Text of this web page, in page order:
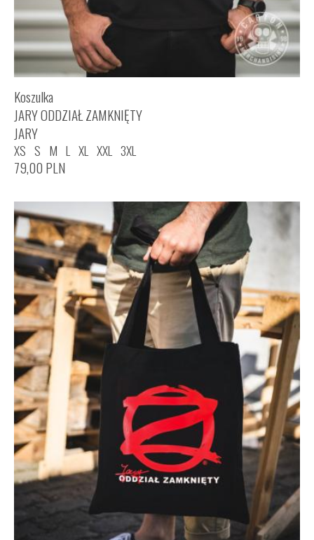
Koszulka
JARY ODDZIAŁ ZAMKNIĘTY
JARY
XS S M L XL XXL 3XL
79,00 PLN